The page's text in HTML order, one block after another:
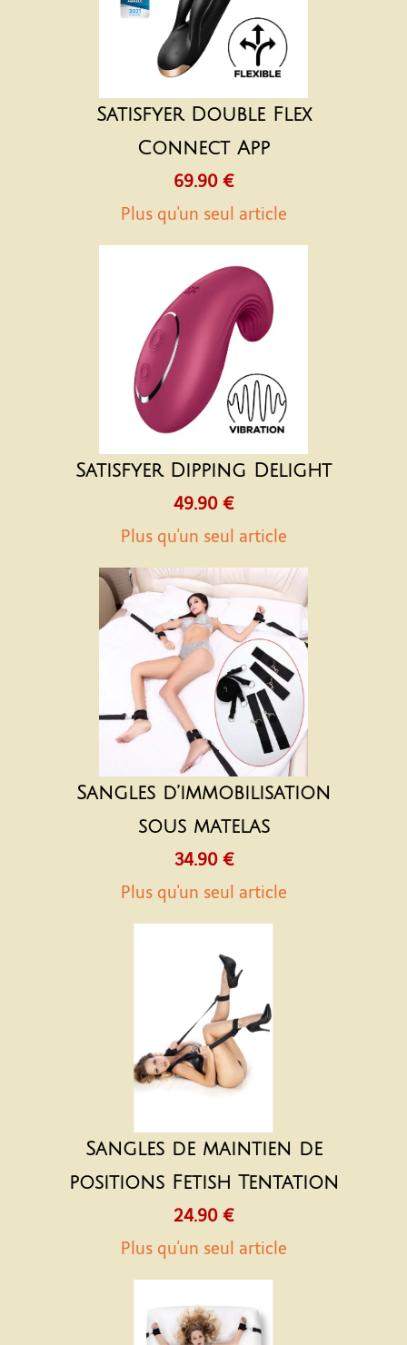
Satisfyer Double Flex
Connect App
69.90 €
Plus qu'un seul article
Satisfyer Dipping Delight
49.90 €
Plus qu'un seul article
Sangles d’immobilisation
sous matelas
34.90 €
Plus qu'un seul article
Sangles de maintien de
positions Fetish Tentation
24.90 €
Plus qu'un seul article